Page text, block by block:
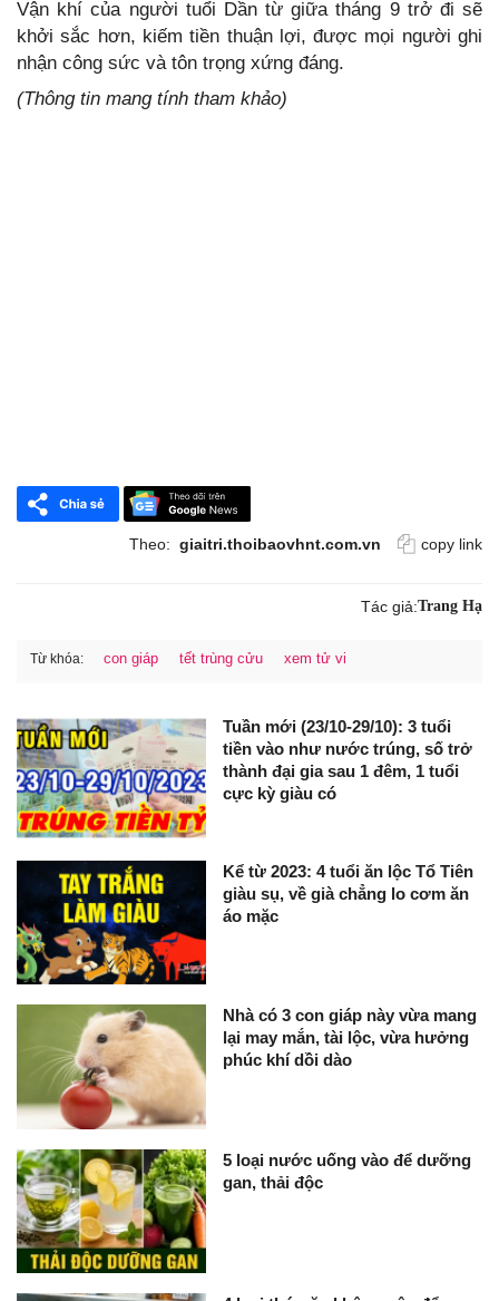
Vận khí của người tuổi Dần từ giữa tháng 9 trở đi sẽ
khởi sắc hơn, kiếm tiền thuận lợi, được mọi người ghi
nhận công sức và tôn trọng xứng đáng.
(Thông tin mang tính tham khảo)
Theo: giaitri.thoibaovhnt.com.vn copy link
Tác giả:Trang Hạ
Từ khóa: con giáp tết trùng cửu xem tử vi
Tuần mới (23/10-29/10): 3 tuổi
tiền vào như nước trúng, số trở
thành đại gia sau 1 đêm, 1 tuổi
cực kỳ giàu có
Kể từ 2023: 4 tuổi ăn lộc Tổ Tiên
giàu sụ, về già chẳng lo cơm ăn
áo mặc
Nhà có 3 con giáp này vừa mang
lại may mắn, tài lộc, vừa hưởng
phúc khí dồi dào
5 loại nước uống vào để dưỡng
gan, thải độc